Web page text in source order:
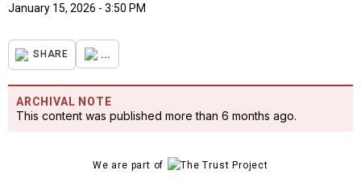
January 15, 2026 - 3:50 PM
SHARE ...
ARCHIVAL NOTE
This content was published more than 6 months ago.
We are part of